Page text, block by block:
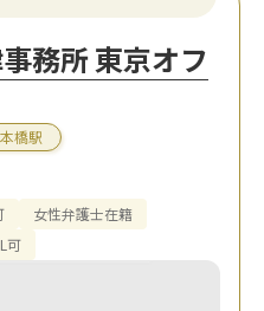
務所 東京オフ
橋駅
女性弁護士在籍
可